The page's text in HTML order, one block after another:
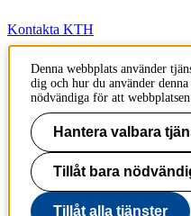
Kontakta KTH
Jobba på KTH
Press och media
Faktura och betalning KTH
Om KTH:s webbplatser
Tillgänglighetsredogörelse
Denna webbplats använder
dig och hur du använder
nödvändiga för att
Hantera valbara
Tillåt bara
Tillåt alla tjänster